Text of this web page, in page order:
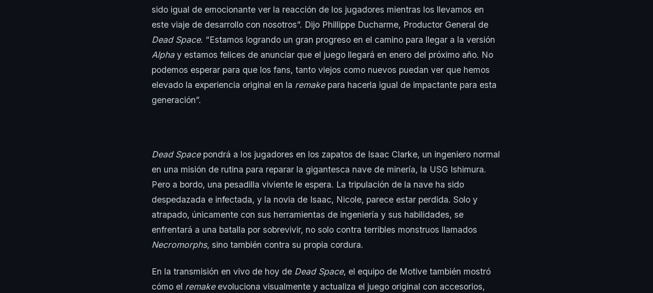
sido igual de emocionante ver la reacción de los jugadores mientras los llevamos en
este viaje de desarrollo con nosotros”. Dijo Phillippe Ducharme, Productor General de
Dead Space. “Estamos logrando un gran progreso en el camino para llegar a la versión
Alphay estamos felices de anunciar que el juego llegará en enero del próximo año. No
podemos esperar para que los fans, tanto viejos como nuevos puedan ver que hemos
elevado la experiencia original en la remakepara hacerla igual de impactante para esta
generación”.
Dead Spacepondrá a los jugadores en los zapatos de Isaac Clarke, un ingeniero normal
en una misión de rutina para reparar la gigantesca nave de minería, la USG Ishimura.
Pero a bordo, una pesadilla viviente le espera. La tripulación de la nave ha sido
despedazada e infectada, y la novia de Isaac, Nicole, parece estar perdida. Solo y
atrapado, únicamente con sus herramientas de ingeniería y sus habilidades, se
enfrentará a una batalla por sobrevivir, no solo contra terribles monstruos llamados
Necromorphs, sino también contra su propia cordura.
En la transmisión en vivo de hoy de Dead Space, el equipo de Motive también mostró
cómo el remakeevoluciona visualmente y actualiza el juego original con accesorios,